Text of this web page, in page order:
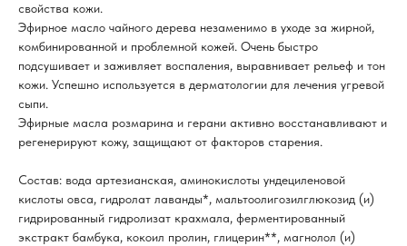
свойства кожи.
Эфирное масло чайного дерева незаменимо в уходе за жирной,
комбинированной и проблемной кожей. Очень быстро
подсушивает и заживляет воспаления, выравнивает рельеф и тон
кожи. Успешно используется в дерматологии для лечения угревой
сыпи.
Эфирные масла розмарина и герани активно восстанавливают и
регенерируют кожу, защищают от факторов старения.
Состав: вода артезианская, аминокислоты ундециленовой
кислоты овса, гидролат лаванды*, мальтоолигозилглюкозид (и)
гидрированный гидролизат крахмала, ферментированный
экстракт бамбука, кокоил пролин, глицерин**, магнолол (и)